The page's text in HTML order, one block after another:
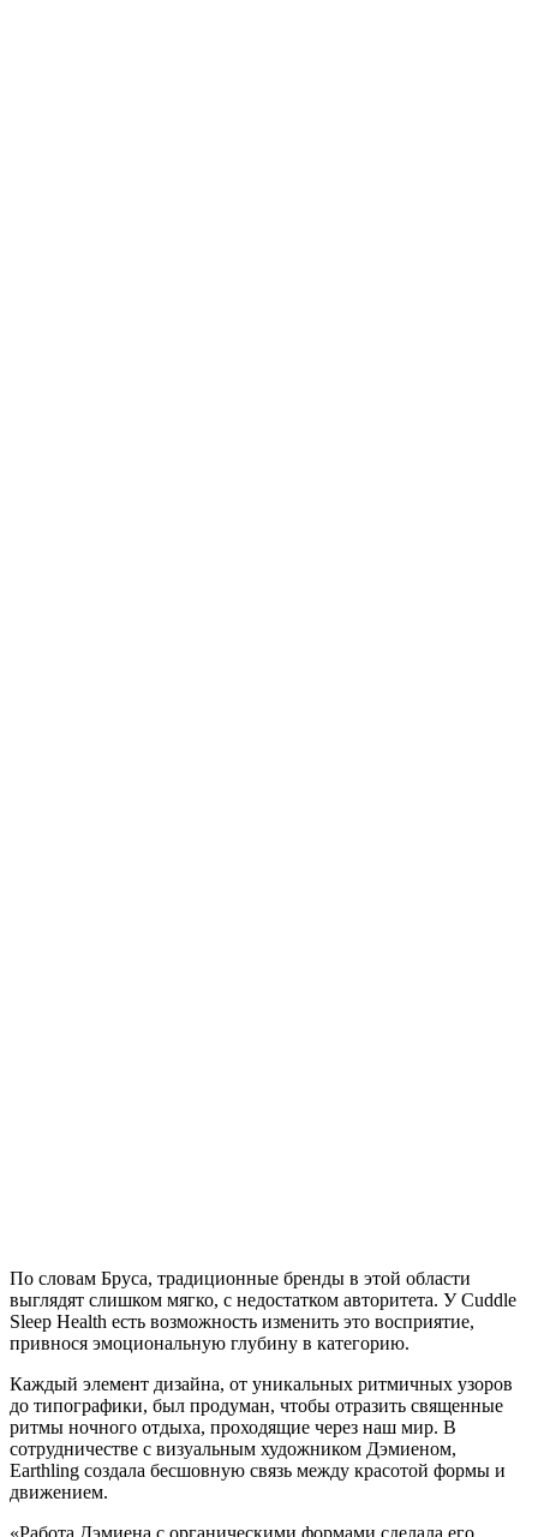
По словам Бруса, традиционные бренды в этой области
выглядят слишком мягко, с недостатком авторитета. У Cuddle
Sleep Health есть возможность изменить это восприятие,
привнося эмоциональную глубину в категорию.
Каждый элемент дизайна, от уникальных ритмичных узоров
до типографики, был продуман, чтобы отразить священные
ритмы ночного отдыха, проходящие через наш мир. В
сотрудничестве с визуальным художником Дэмиеном,
Earthling создала бесшовную связь между красотой формы и
движением.
«Работа Дэмиена с органическими формами сделала его